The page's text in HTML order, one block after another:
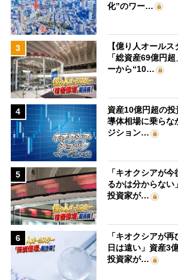
化”のワー…
3
【億り人オールス
「総資産69億円
ーから“10…
4
資産10億円超の
導体相場に乗ら
ジション…
5
「キオクシアが
るかは分からない
投資家が…
6
「キオクシアが
日は遠い」資産3
投資家が…